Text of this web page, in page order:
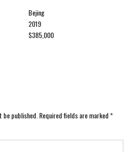
Bejing
2019
$385,000
be published. Required fields are marked *